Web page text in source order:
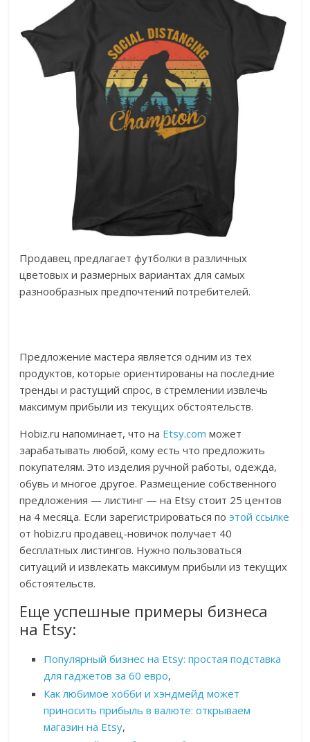
Продавец предлагает футболки в различных
цветовых и размерных вариантах для самых
разнообразных предпочтений потребителей.
Предложение мастера является одним из тех
продуктов, которые ориентированы на последние
тренды и растущий спрос, в стремлении извлечь
максимум прибыли из текущих обстоятельств.
Hobiz.ru напоминает, что на Etsy.com может
зарабатывать любой, кому есть что предложить
покупателям. Это изделия ручной работы, одежда,
обувь и многое другое. Размещение собственного
предложения — листинг — на Etsy стоит 25 центов
на 4 месяца. Если зарегистрироваться по этой ссылке
от hobiz.ru продавец-новичок получает 40
бесплатных листингов. Нужно пользоваться
ситуаций и извлекать максимум прибыли из текущих
обстоятельств.
Еще успешные примеры бизнеса
на Etsy:
Популярный бизнес на Etsy: простая подставка
для гаджетов за 60 евро,
Как любимое хобби и хэндмейд может
приносить прибыль в валюте: открываем
магазин на Etsy,